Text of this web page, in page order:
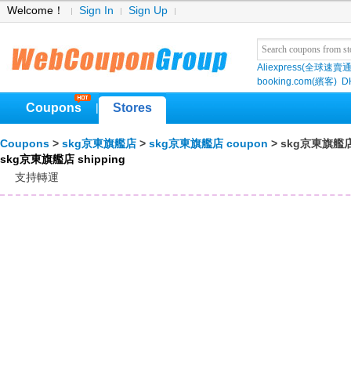
Welcome！ Sign In Sign Up
Aliexpress(全球速賣
booking.com(繽客)
Coupons Stores
Coupons > skg京東旗艦店 > skg京東旗艦店 coupon > skg京東旗艦
skg京東旗艦店 shipping
支持轉運